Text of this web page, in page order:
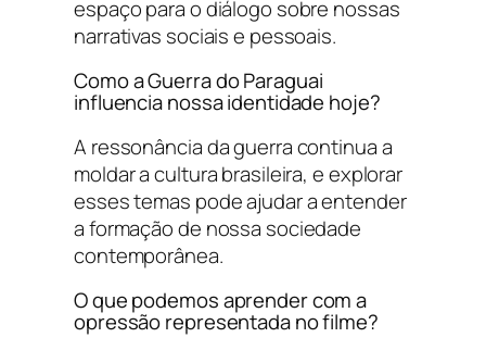
espaço para o diálogo sobre nossas
narrativas sociais e pessoais.
Como a Guerra do Paraguai
influencia nossa identidade hoje?
A ressonância da guerra continua a
moldar a cultura brasileira, e explorar
esses temas pode ajudar a entender
a formação de nossa sociedade
contemporânea.
O que podemos aprender com a
opressão representada no filme?